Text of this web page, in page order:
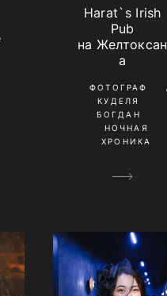
Harat`s Irish
Pub
на Желтоксан
а
ФОТОГРАФ
КУДЕЛЯ
БОГДАН
НОЧНАЯ
ХРОНИКА